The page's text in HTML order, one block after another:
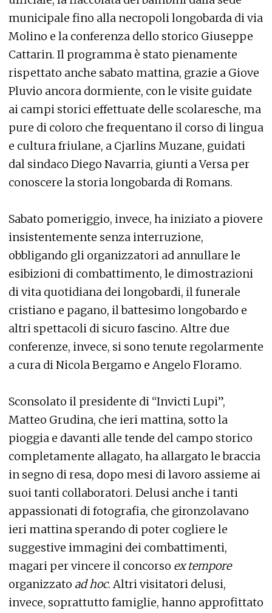
municipale fino alla necropoli longobarda di via
Molino e la conferenza dello storico Giuseppe
Cattarin. Il programma è stato pienamente
rispettato anche sabato mattina, grazie a Giove
Pluvio ancora dormiente, con le visite guidate
ai campi storici effettuate delle scolaresche, ma
pure di coloro che frequentano il corso di lingua
e cultura friulane, a Cjarlins Muzane, guidati
dal sindaco Diego Navarria, giunti a Versa per
conoscere la storia longobarda di Romans.
Sabato pomeriggio, invece, ha iniziato a piovere
insistentemente senza interruzione,
obbligando gli organizzatori ad annullare le
esibizioni di combattimento, le dimostrazioni
di vita quotidiana dei longobardi, il funerale
cristiano e pagano, il battesimo longobardo e
altri spettacoli di sicuro fascino. Altre due
conferenze, invece, si sono tenute regolarmente
a cura di Nicola Bergamo e Angelo Floramo.
Sconsolato il presidente di “Invicti Lupi”,
Matteo Grudina, che ieri mattina, sotto la
pioggia e davanti alle tende del campo storico
completamente allagato, ha allargato le braccia
in segno di resa, dopo mesi di lavoro assieme ai
suoi tanti collaboratori. Delusi anche i tanti
appassionati di fotografia, che gironzolavano
ieri mattina sperando di poter cogliere le
suggestive immagini dei combattimenti,
magari per vincere il concorso ex tempore
organizzato ad hoc. Altri visitatori delusi,
invece, soprattutto famiglie, hanno approfittato